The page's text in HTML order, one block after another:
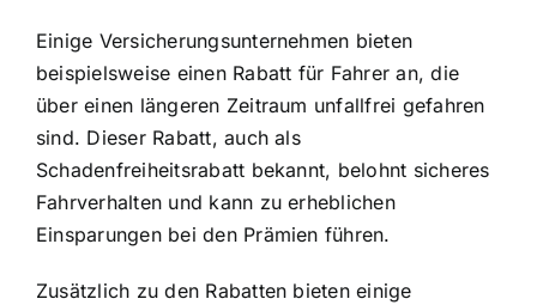
Einige Versicherungsunternehmen bieten
beispielsweise einen Rabatt für Fahrer an, die
über einen längeren Zeitraum unfallfrei gefahren
sind. Dieser Rabatt, auch als
Schadenfreiheitsrabatt bekannt, belohnt sicheres
Fahrverhalten und kann zu erheblichen
Einsparungen bei den Prämien führen.
Zusätzlich zu den Rabatten bieten einige